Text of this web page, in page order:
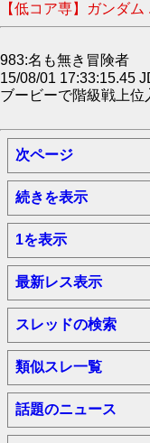
【低コア専】ガンダム
983:名も無き冒険者
15/08/01 17:33:15.45
ブービーで階級戦上
次ページ
続きを表示
1を表示
最新レス表示
スレッドの検索
類似スレ一覧
話題のニュース